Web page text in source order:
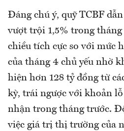
Đáng chú ý, quỹ TCBF
vượt trội 1,5% trong tháng
chiều tích cực so với mức
của tháng 4 chủ yếu nhờ
hiện hơn 128 tỷ đồng từ
kỳ, trái ngược với khoản
nhận trong tháng trước.
việc giá trị thị trường của